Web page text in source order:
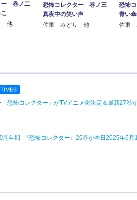
ー 巻ノ二
他
恐怖コレクター 巻ノ三
真夜中の笑い声
佐東 みどり 他
恐怖
青い
佐東
恐怖コレクター」がTVアニメ化決定＆最新27巻
周年!!】『恐怖コレクター』26巻が本日2025年6